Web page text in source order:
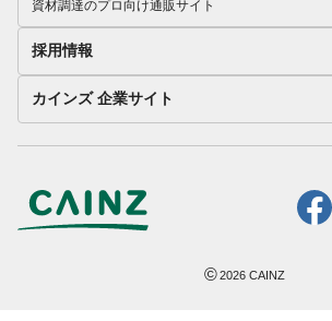
資材調達のプロ向け通販サイト
採用情報
カインズ 企業サイト
©2026 CAINZ